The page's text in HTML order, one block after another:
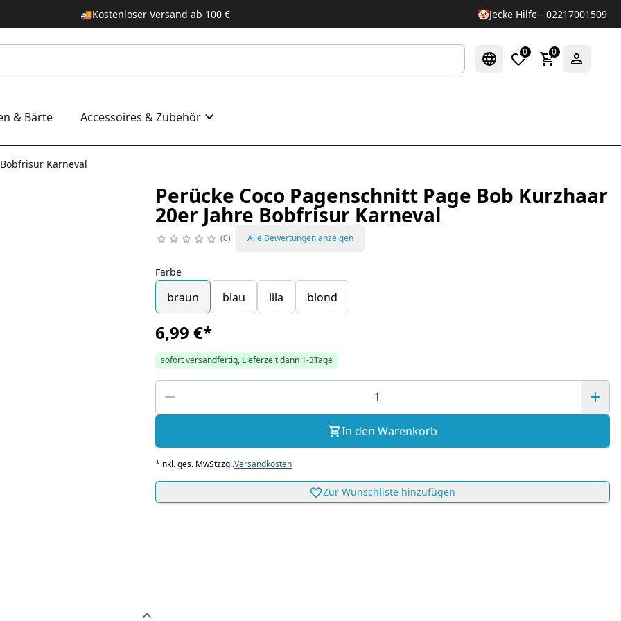
🚚Kostenloser Versand ab 100 € 🤡Jecke Hilfe -02217001509
0 0
& Bärte Accessoires & Zubehör
Karneval
Perücke Coco Pagenschnitt Page Bob Kurzhaar
20er Jahre Bobfrisur Karneval
0 Alle Bewertungen anzeigen
Farbe
braun blau lila blond
6,99 €*
sofort versandfertig, Lieferzeit dann 1-3Tage
In den Warenkorb
*inkl. ges. MwStzzgl.Versandkosten
Zur Wunschliste hinzufügen